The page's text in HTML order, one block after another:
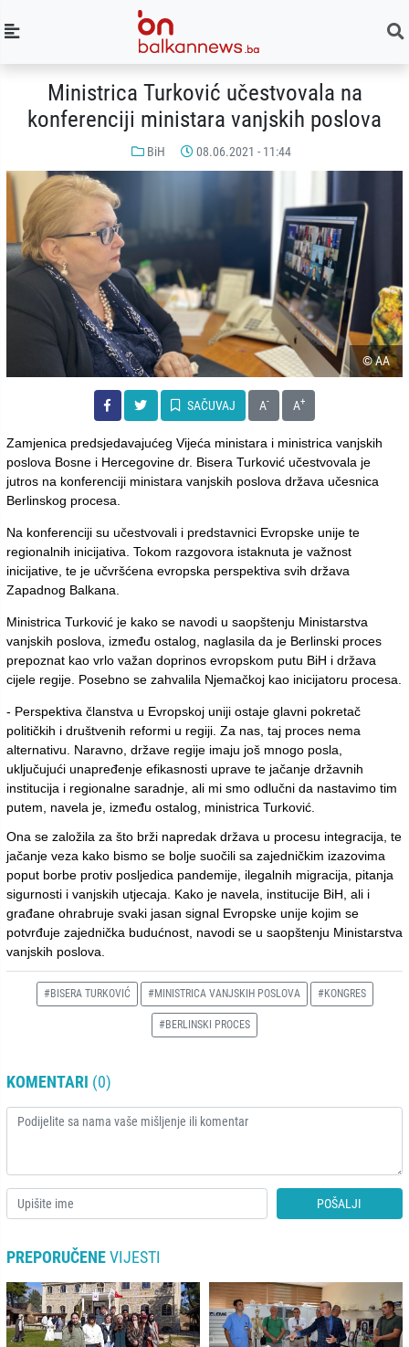
Ministrica Turković učestvovala na
konferenciji ministara vanjskih poslova
BiH 08.06.2021 - 11:44
© AA
SAČUVAJ A- A+
Zamjenica predsjedavajućeg Vijeća ministara i ministrica vanjskih
poslova Bosne i Hercegovine dr. Bisera Turković učestvovala je
jutros na konferenciji ministara vanjskih poslova država učesnica
Berlinskog procesa.
Na konferenciji su učestvovali i predstavnici Evropske unije te
regionalnih inicijativa. Tokom razgovora istaknuta je važnost
inicijative, te je učvršćena evropska perspektiva svih država
Zapadnog Balkana.
Ministrica Turković je kako se navodi u saopštenju Ministarstva
vanjskih poslova, između ostalog, naglasila da je Berlinski proces
prepoznat kao vrlo važan doprinos evropskom putu BiH i država
cijele regije. Posebno se zahvalila Njemačkoj kao inicijatoru procesa.
- Perspektiva članstva u Evropskoj uniji ostaje glavni pokretač
političkih i društvenih reformi u regiji. Za nas, taj proces nema
alternativu. Naravno, države regije imaju još mnogo posla,
uključujući unapređenje efikasnosti uprave te jačanje državnih
institucija i regionalne saradnje, ali mi smo odlučni da nastavimo tim
putem, navela je, između ostalog, ministrica Turković.
Ona se založila za što brži napredak država u procesu integracija, te
jačanje veza kako bismo se bolje suočili sa zajedničkim izazovima
poput borbe protiv posljedica pandemije, ilegalnih migracija, pitanja
sigurnosti i vanjskih utjecaja. Kako je navela, institucije BiH, ali i
građane ohrabruje svaki jasan signal Evropske unije kojim se
potvrđuje zajednička budućnost, navodi se u saopštenju Ministarstva
vanjskih poslova.
#BISERA TURKOVIĆ #MINISTRICA VANJSKIH POSLOVA #KONGRES
#BERLINSKI PROCES
KOMENTARI (0)
POŠALJI
PREPORUČENEVIJESTI